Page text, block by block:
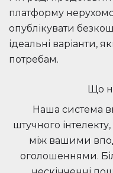
платформу
опублікувати
ідеальні варіанти,
потребам.
Що
Наша система
штучного
між вашими
оголошеннями.